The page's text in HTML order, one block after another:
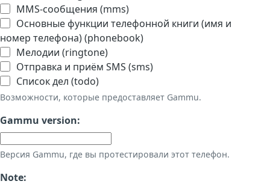
MMS-сообщения (mms)
Основные функции телефонной книги (имя и
номер телефона) (phonebook)
Мелодии (ringtone)
Отправка и приём SMS (sms)
Список дел (todo)
Возможности, которые предоставляет Gammu.
Gammu version:
Версия Gammu, где вы протестировали этот телефон.
Note: